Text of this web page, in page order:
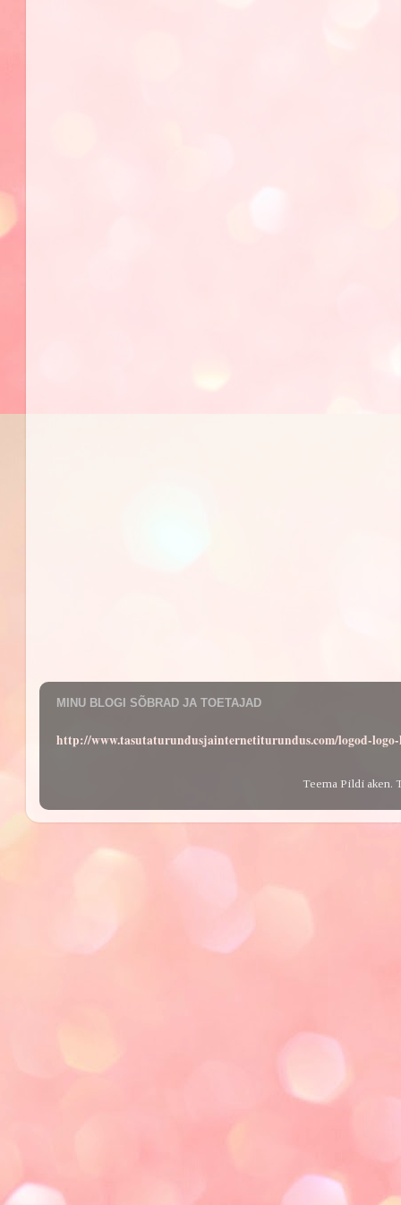
MINU BLOGI SÕBRAD JA TOETAJAD
http://www.tasutaturundusjainternetiturundus.com/logod-
Teema Pildi aken.